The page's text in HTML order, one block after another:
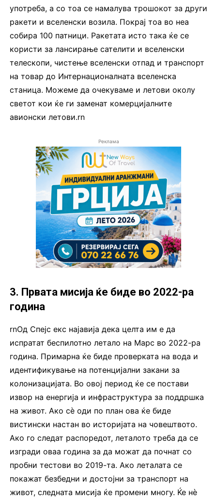
употреба, а со тоа се намалува трошокот за други
ракети и вселенски возила. Покрај тоа во неа
собира 100 патници. Ракетата исто така ќе се
користи за лансирање сателити и вселенски
телескопи, чистење вселенски отпад и транспорт
на товар до Интернационалната вселенска
станица. Можеме да очекуваме и летови околу
светот кои ќе ги заменат комерцијалните
авионски летови.rn
Реклама
3. Првата мисија ќе биде во 2022-ра
година
rnОд Спејс екс најавија дека целта им е да
испратат беспилотно летало на Марс во 2022-ра
година. Примарна ќе биде проверката на вода и
идентификување на потенцијални закани за
колонизацијата. Во овој период ќе се постави
извор на енергија и инфраструктура за поддршка
на живот. Ако сè оди по план ова ќе биде
вистински настан во историјата на човештвото.
Ако го следат распоредот, леталото треба да се
изгради оваа година за да можат да почнат со
пробни тестови во 2019-та. Ако леталата се
покажат безбедни и достојни за транспорт на
живот, следната мисија ќе промени многу. Ќе нè